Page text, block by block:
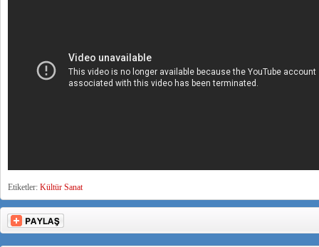
Etiketler: Kültür Sanat